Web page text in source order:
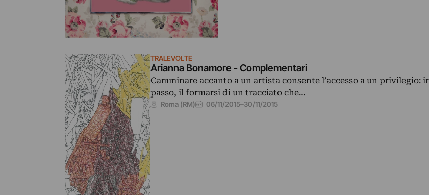
TRALEVOLTE
Arianna Bonamore - Complementari
Camminare accanto a un artista consente l’accesso a un privilegio:
passo, il formarsi di un tracciato che…
Roma (RM) 06/11/2015–30/11/2015